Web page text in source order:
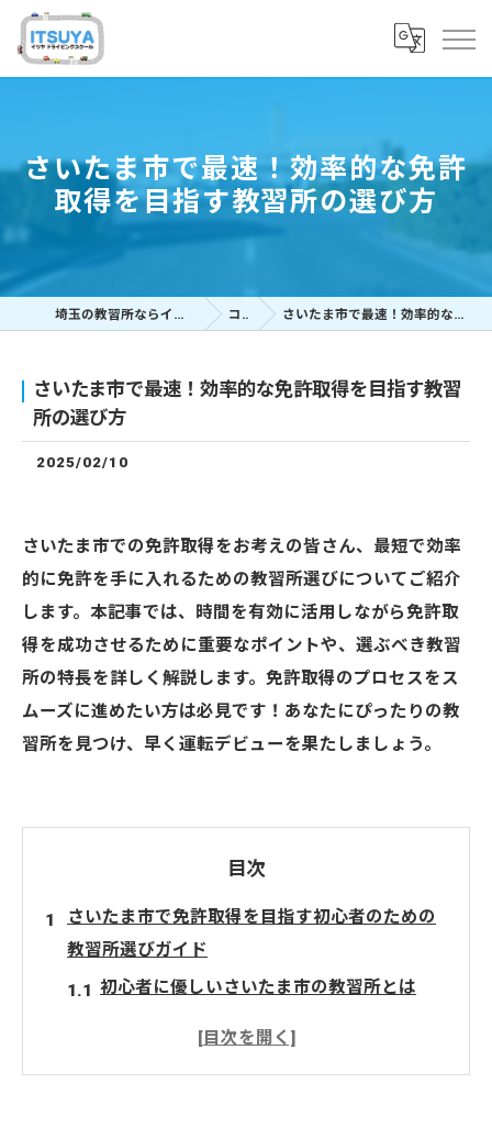
さいたま市で最速！効率的な免許
取得を目指す教習所の選び方
埼玉の教習所ならイツヤドライビングスクール コラム さいたま市で最速！効率的な免許取得を目指す教習所の選び方
さいたま市で最速！効率的な免許取得を目指す教習
所の選び方
2025/02/10
さいたま市での免許取得をお考えの皆さん、最短で効率
的に免許を手に入れるための教習所選びについてご紹介
します。本記事では、時間を有効に活用しながら免許取
得を成功させるために重要なポイントや、選ぶべき教習
所の特長を詳しく解説します。免許取得のプロセスをス
ムーズに進めたい方は必見です！あなたにぴったりの教
習所を見つけ、早く運転デビューを果たしましょう。
目次
さいたま市で免許取得を目指す初心者のための
教習所選びガイド
初心者に優しいさいたま市の教習所とは
免許取得までの流れを知る